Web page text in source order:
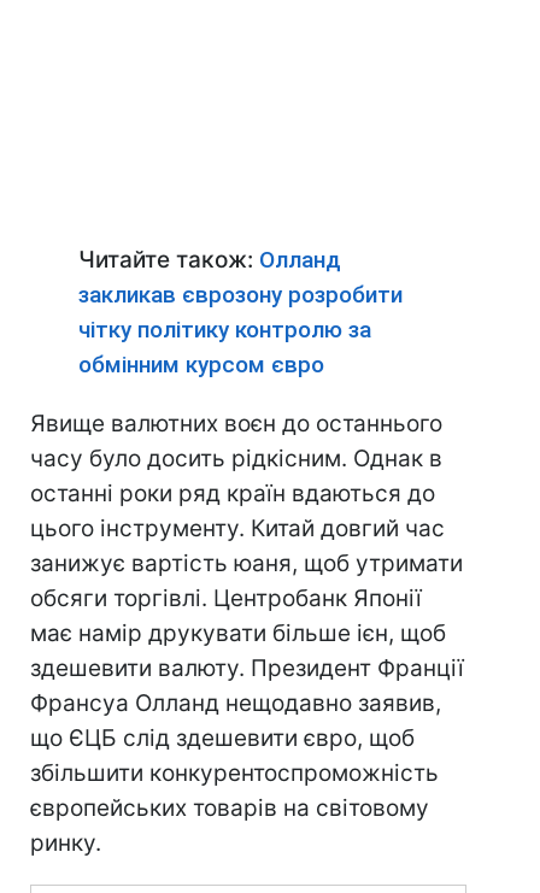
Читайте також: Олланд
закликав єврозону розробити
чітку політику контролю за
обмінним курсом євро
Явище валютних воєн до останнього
часу було досить рідкісним. Однак в
останні роки ряд країн вдаються до
цього інструменту. Китай довгий час
занижує вартість юаня, щоб утримати
обсяги торгівлі. Центробанк Японії
має намір друкувати більше ієн, щоб
здешевити валюту. Президент Франції
Франсуа Олланд нещодавно заявив,
що ЄЦБ слід здешевити євро, щоб
збільшити конкурентоспроможність
європейських товарів на світовому
ринку.